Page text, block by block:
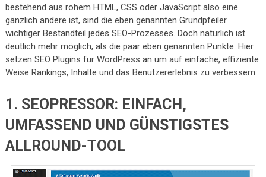
bestehend aus rohem HTML, CSS oder JavaScript also eine
gänzlich andere ist, sind die eben genannten Grundpfeiler
wichtiger Bestandteil jedes SEO-Prozesses. Doch natürlich ist
deutlich mehr möglich, als die paar eben genannten Punkte. Hier
setzen SEO Plugins für WordPress an um auf einfache, effiziente
Weise Rankings, Inhalte und das Benutzererlebnis zu verbessern.
1. SEOPRESSOR: EINFACH,
UMFASSEND UND GÜNSTIGSTES
ALLROUND-TOOL